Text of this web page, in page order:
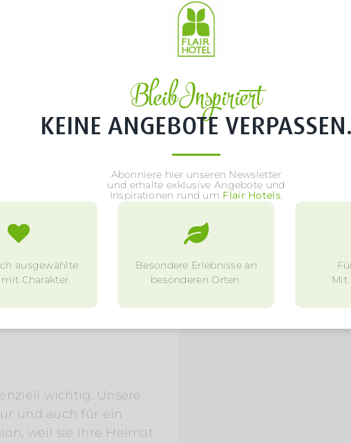
wichtig. Unsere
und auch für ein
weil sie ihre Heimat
Bleib Inspiriert
KEINE ANGEBOTE
Abonniere hier unseren Newsletter
und erhalte exklusive Angebote und
Inspirationen rund um Flair Hotels.
ausgewählte
Charakter.
Besondere Erlebnisse an
besonderen Orten.
Mit